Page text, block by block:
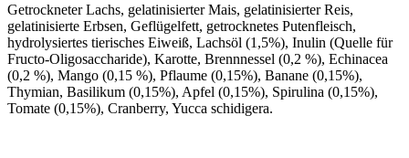
Getrockneter Lachs, gelatinisierter Mais, gelatinisierter Reis,
gelatinisierte Erbsen, Geflügelfett, getrocknetes Putenfleisch,
hydrolysiertes tierisches Eiweiß, Lachsöl (1,5%), Inulin (Quelle für
Fructo-Oligosaccharide), Karotte, Brennnessel (0,2 %), Echinacea
(0,2 %), Mango (0,15 %), Pflaume (0,15%), Banane (0,15%),
Thymian, Basilikum (0,15%), Apfel (0,15%), Spirulina (0,15%),
Tomate (0,15%), Cranberry, Yucca schidigera.